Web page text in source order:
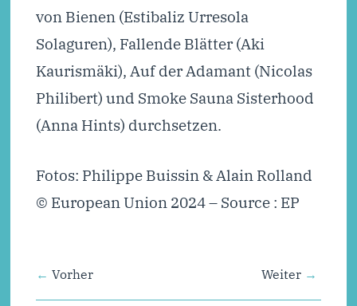
von Bienen (Estibaliz Urresola
Solaguren), Fallende Blätter (Aki
Kaurismäki), Auf der Adamant (Nicolas
Philibert) und Smoke Sauna Sisterhood
(Anna Hints) durchsetzen.
Fotos: Philippe Buissin & Alain Rolland
© European Union 2024 – Source : EP
Vorher Weiter